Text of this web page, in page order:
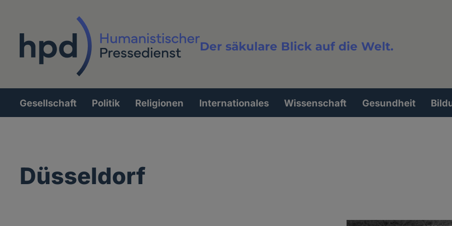
Der säkulare Blick auf die Welt.
Volltextsuche
Hauptnavigation
Gesellschaft Politik Religionen Internationales Wissenschaft Gesundheit
Düsseldorf